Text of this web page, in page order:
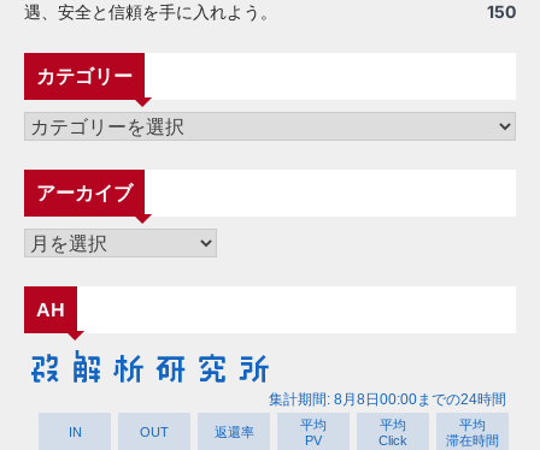
遇、安全と信頼を手に入れよう。
150
カテゴリー
カ
ゴ
リ
ー
アーカイブ
ア
カ
イ
ブ
AH